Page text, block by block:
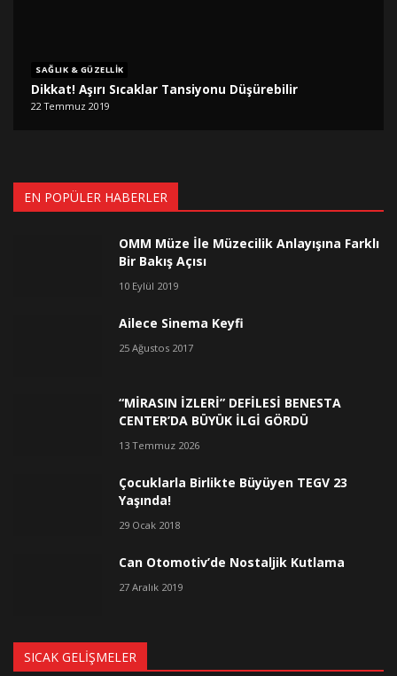
SAĞLIK & GÜZELLIK
Dikkat! Aşırı Sıcaklar Tansiyonu Düşürebilir
22 Temmuz 2019
EN POPÜLER HABERLER
OMM Müze İle Müzecilik Anlayışına Farklı
Bir Bakış Açısı
10 Eylül 2019
Ailece Sinema Keyfi
25 Ağustos 2017
“MİRASIN İZLERİ” DEFİLESİ BENESTA
CENTER’DA BÜYÜK İLGİ GÖRDÜ
13 Temmuz 2026
Çocuklarla Birlikte Büyüyen TEGV 23
Yaşında!
29 Ocak 2018
Can Otomotiv’de Nostaljik Kutlama
27 Aralık 2019
SICAK GELIŞMELER